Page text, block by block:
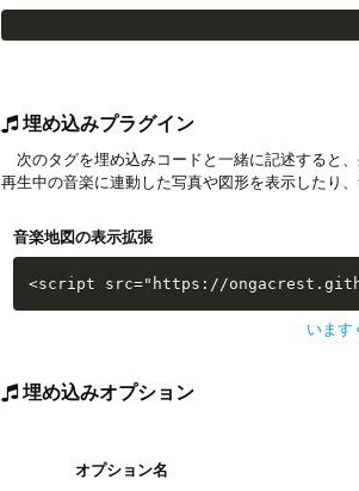
埋め込みプラグイン
次のタグを埋め込みコードと一緒に記述すると
再生中の音楽に連動した写真や図形を表示したり
音楽地図の表示拡張
<script src="https://
います
埋め込みオプション
オプション名